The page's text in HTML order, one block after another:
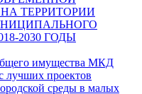
ТЕРРИТОРИИ
2030 ГОДЫ
имущества МКД
лучших проектов
среды в малых